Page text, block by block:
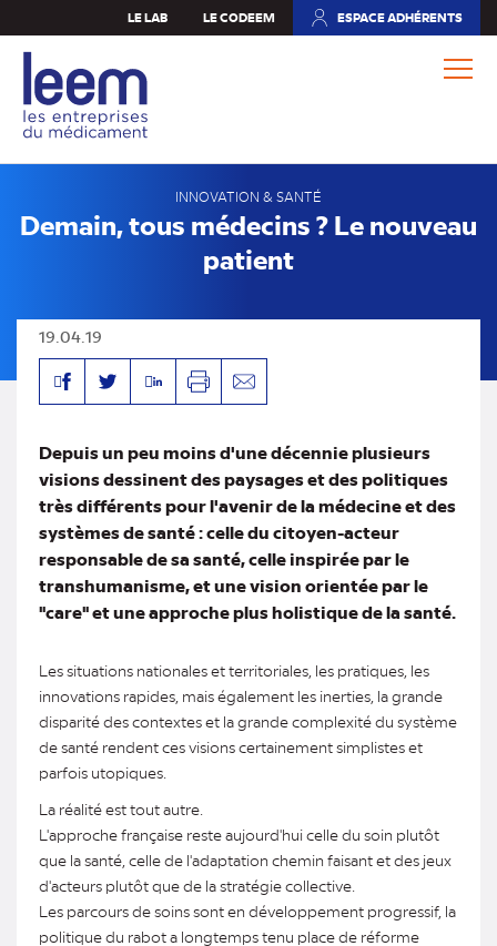
au
contenu
principal
LE LAB LE CODEEM ESPACE ADHÉRENTS
(NOUVEL
INNOVATION & SANTÉ
Demain, tous médecins ? Le nouveau
patient
19.04.19
FacebookTwitterLinkedinImprimerEnvoyer
Depuis un peu moins d'une décennie plusieurs
visions dessinent des paysages et des politiques
très différents pour l'avenir de la médecine et des
systèmes de santé : celle du citoyen-acteur
responsable de sa santé, celle inspirée par le
transhumanisme, et une vision orientée par le
"care" et une approche plus holistique de la santé.
Les situations nationales et territoriales, les pratiques, les
innovations rapides, mais également les inerties, la grande
disparité des contextes et la grande complexité du système
de santé rendent ces visions certainement simplistes et
parfois utopiques.
La réalité est tout autre.
L'approche française reste aujourd'hui celle du soin plutôt
que la santé, celle de l'adaptation chemin faisant et des jeux
d'acteurs plutôt que de la stratégie collective.
Les parcours de soins sont en développement progressif, la
politique du rabot a longtemps tenu place de réforme